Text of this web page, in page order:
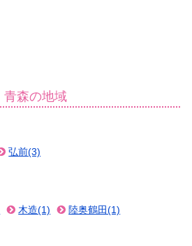
青森の地域
弘前(3)
木造(1)
陸奥鶴田(1)